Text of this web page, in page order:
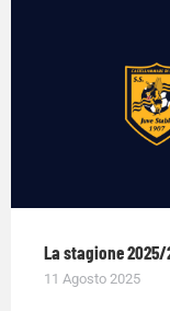
La stagione
11 Agosto 2025